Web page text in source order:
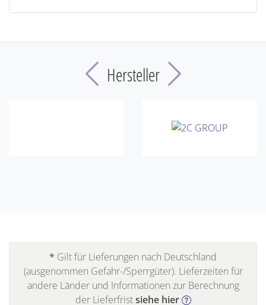
Previous
Hersteller
* Gilt für Lieferungen nach Deutschland
(ausgenommen Gefahr-/Sperrgüter). Lieferzeiten für
andere Länder und Informationen zur Berechnung
der Lieferfristsiehe hier